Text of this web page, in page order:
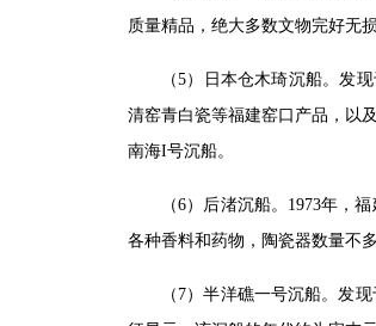
质量精品，绝大多数文物完好无
（5）日本仓木琦沉船。发
清窑青白瓷等福建窑口产品，以
南海I号沉船。
（6）后渚沉船。1973年，
各种香料和药物，陶瓷器数量不
（7）半洋礁一号沉船。发